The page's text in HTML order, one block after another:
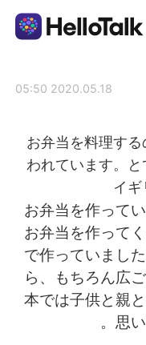
العربية
English
繁體中文
2020.05.18 05:50
お弁当を料理す
われています。と
イ
お弁当を作って
お弁当を作って
で作っていまし
ら、もちろん広
本では子供と親
思